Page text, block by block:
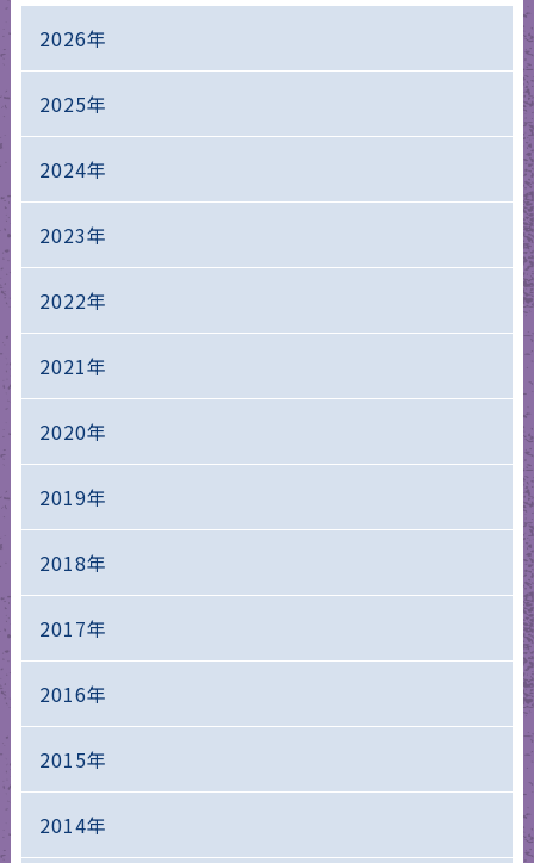
2026年
2025年
2024年
2023年
2022年
2021年
2020年
2019年
2018年
2017年
2016年
2015年
2014年